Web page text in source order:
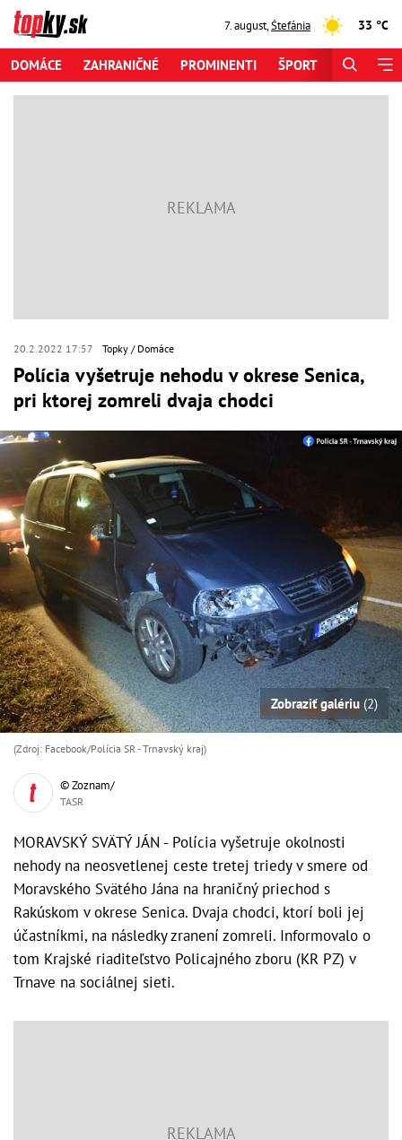
7. august,Štefánia 33 °C
DOMÁCE ZAHRANIČNÉ PROMINENTI ŠPORT
20.2.2022 17:57 Topky Domáce
Polícia vyšetruje nehodu v okrese Senica,
pri ktorej zomreli dvaja chodci
Zobraziť galériu (2)
(Zdroj: Facebook/Polícia SR - Trnavský kraj)
© Zoznam/
TASR
MORAVSKÝ SVÄTÝ JÁN - Polícia vyšetruje okolnosti
nehody na neosvetlenej ceste tretej triedy v smere od
Moravského Svätého Jána na hraničný priechod s
Rakúskom v okrese Senica. Dvaja chodci, ktorí boli jej
účastníkmi, na následky zranení zomreli. Informovalo o
tom Krajské riaditeľstvo Policajného zboru (KR PZ) v
Trnave na sociálnej sieti.